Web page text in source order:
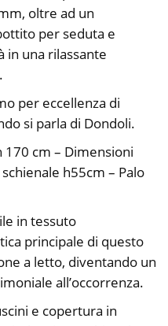
oltre ad un
per seduta e
in una rilassante
per eccellenza di
si parla di Dondoli.
cm – Dimensioni
h55cm – Palo
in tessuto
principale di questo
a letto, diventando un
all’occorrenza.
e copertura in